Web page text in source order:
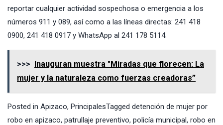
reportar cualquier actividad sospechosa o emergencia a los
números 911 y 089, así como a las líneas directas: 241 418
0900, 241 418 0917 y WhatsApp al 241 178 5114.
>>> Inauguran muestra "Miradas que florecen: La
mujer y la naturaleza como fuerzas creadoras”
Posted in Apizaco, PrincipalesTagged detención de mujer por
robo en apizaco, patrullaje preventivo, policía municipal, robo en